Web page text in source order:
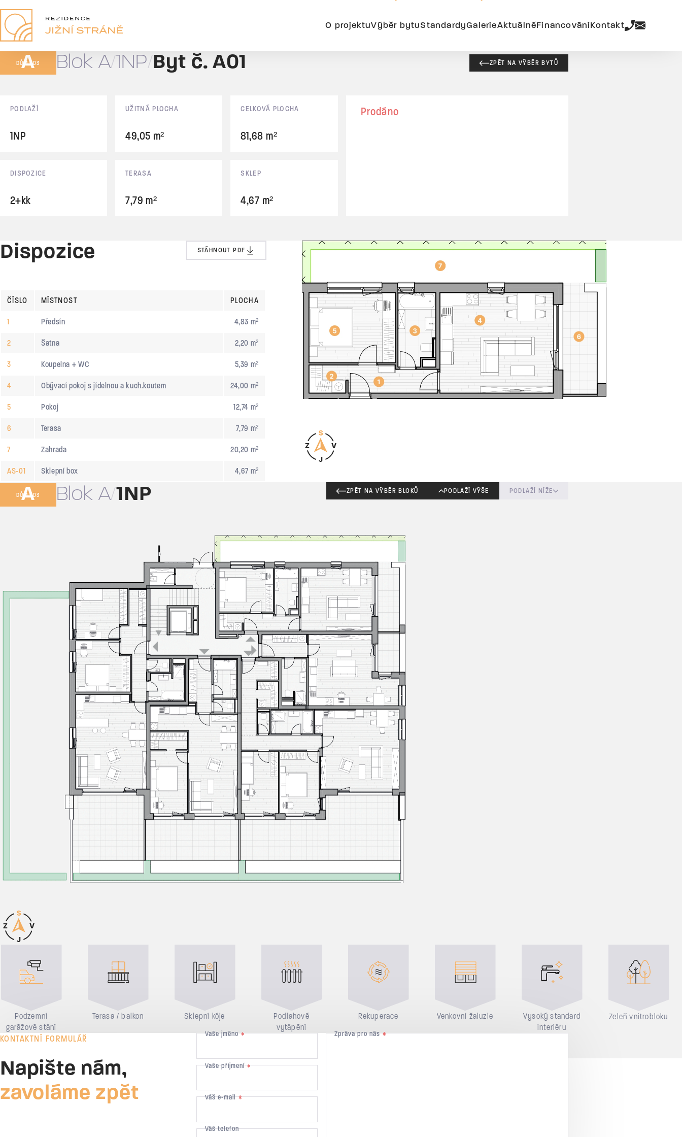
O projektuVýběr bytuStandardyGalerieAktuálně Financování Kontakt
DŮM BD3
A Blok A 1NP Byt č. A01 ZPĚT NA VÝBĚR BYTŮ
Základní údaje
PODLAŽÍ
1NP
UŽITNÁ PLOCHA
49,05 m²
CELKOVÁ PLOCHA
81,68 m²
DISPOZICE
2+kk
TERASA
7,79 m²
SKLEP
4,67 m²
Prodáno
Dispozice STÁHNOUT PDF
ČÍSLO MÍSTNOST PLOCHA
1 Předsín 4,83 m²
2 Šatna 2,20 m²
3 Koupelna + WC 5,39 m²
4 Obývací pokoj s jídelnou a kuch.koutem 24,00 m²
5 Pokoj 12,74 m²
6 Terasa 7,79 m²
7 Zahrada 20,20 m²
AS-01 Sklepní box 4,67 m²
DŮM BD3
A Blok A 1NP ZPĚT NA VÝBĚR BLOKŮ PODLAŽÍ VÝŠE PODLAŽÍ NÍŽE
A01
81,68 m²
Prodáno
Podzemní
garážové stání
Terasa / balkon Sklepní kóje
Podlahové
vytápění
Rekuperace Venkovní žaluzie
Vysoký standard
interiéru
Zeleň vnitrobloku
KONTAKTNÍ FORMULÁŘ
Napište nám,
zavoláme zpět
Vaše jméno*
Vaše příjmení*
Váš e-mail*
Váš telefon
Zpráva pro nás*